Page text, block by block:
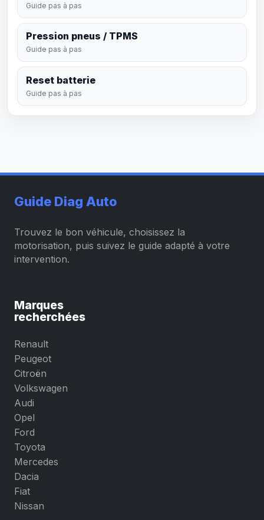
Guide pas à pas
Pression pneus / TPMS
Guide pas à pas
Reset batterie
Guide pas à pas
Guide Diag Auto
Trouvez le bon véhicule, choisissez la
motorisation, puis suivez le guide adapté à votre
intervention.
Marques
recherchées
Renault
Peugeot
Citroën
Volkswagen
Audi
Opel
Ford
Toyota
Mercedes
Dacia
Fiat
Nissan